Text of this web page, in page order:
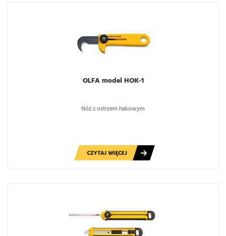
OLFA model HOK-1
Nóż z ostrzem hakowym
CZYTAJ WIĘCEJ